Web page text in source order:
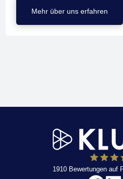
Mehr über uns erfahren
1910Bewertungen auf